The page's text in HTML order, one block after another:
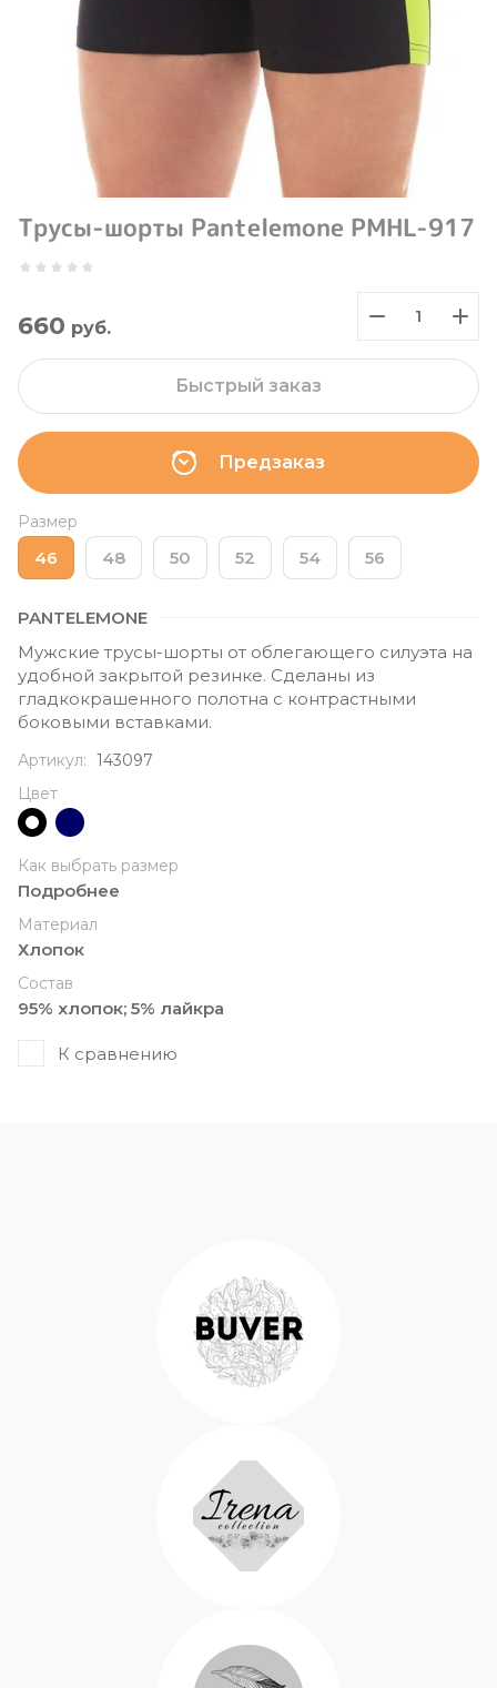
Трусы-шорты Pantelemone PMHL-917
660 руб.
Предзаказ
Быстрый заказ
Размер
46 48 50 52 54 56
PANTELEMONE
Мужские трусы-шорты от облегающего силуэта на
удобной закрытой резинке. Сделаны из
гладкокрашенного полотна с контрастными
боковыми вставками.
Артикул: 143097
Цвет
Как выбрать размер
Подробнее
Материал
Хлопок
Состав
95% хлопок; 5% лайкра
К сравнению